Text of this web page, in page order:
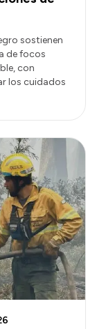
sostienen
de focos
con
los cuidados